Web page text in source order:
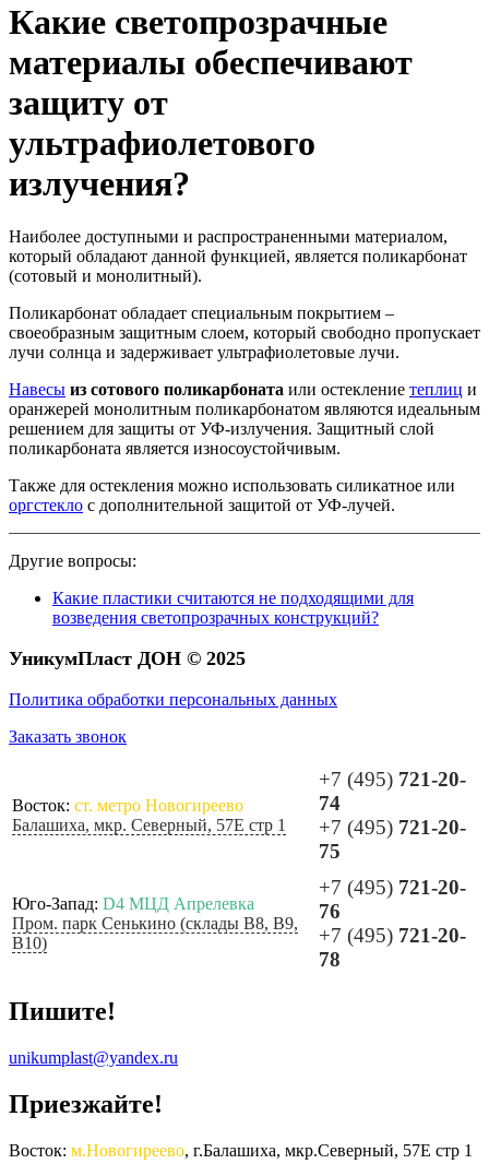
Какие светопрозрачные
материалы обеспечивают
защиту от
ультрафиолетового
излучения?
Наиболее доступными и распространенными материалом,
который обладают данной функцией, является поликарбонат
(сотовый и монолитный).
Поликарбонат обладает специальным покрытием –
своеобразным защитным слоем, который свободно пропускает
лучи солнца и задерживает ультрафиолетовые лучи.
Навесы из сотового поликарбоната или остекление теплиц и
оранжерей монолитным поликарбонатом являются идеальным
решением для защиты от УФ-излучения. Защитный слой
поликарбоната является износоустойчивым.
Также для остекления можно использовать силикатное или
оргстекло с дополнительной защитой от УФ-лучей.
Другие вопросы:
Какие пластики считаются не подходящими для
возведения светопрозрачных конструкций?
УникумПласт ДОН © 2025
Политика обработки персональных данных
Заказать звонок
Восток: ст. метро Новогиреево
Балашиха, мкр. Северный, 57Е стр 1
+7 (495) 721-20-
74
+7 (495) 721-20-
75
Юго-Запад: D4 МЦД Апрелевка
Пром. парк Сенькино (склады B8, B9,
B10)
+7 (495) 721-20-
76
+7 (495) 721-20-
78
Пишите!
unikumplast@yandex.ru
Приезжайте!
Восток: м.Новогиреево, г.Балашиха, мкр.Северный, 57Е стр 1